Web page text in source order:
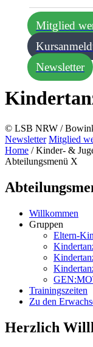
Mitglied
Newsletter
© LSB NRW /
Newsletter Mitglied
Home /Kinder- &
Abteilungsmenü X
Willkommen
Gruppen
Eltern-
Trainingszeiten
Zu den
Herzlich